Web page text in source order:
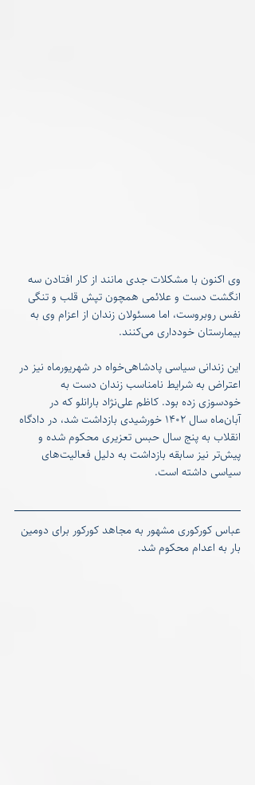
وی اکنون با مشکلات جدی مانند از کار افتادن سه
انگشت دست و علائمی همچون تپش قلب و تنگی
نفس روبروست، اما مسئولان زندان از اعزام وی به
بیمارستان خودداری می‌کنند.
این زندانی سیاسی پادشاهی‌خواه در شهریورماه نیز در
اعتراض به شرایط نامناسب زندان دست به
خودسوزی زده بود. کاظم علی‌نژاد بارانلو که در
آبان‌ماه سال ۱۴۰۲ خورشیدی بازداشت شد، در دادگاه
انقلاب به پنج سال حبس تعزیری محکوم شده و
پیش‌تر نیز سابقه بازداشت به دلیل فعالیت‌های
سیاسی داشته است.
عباس کورکوری مشهور به مجاهد کورکور برای دومین
بار به اعدام محکوم شد.